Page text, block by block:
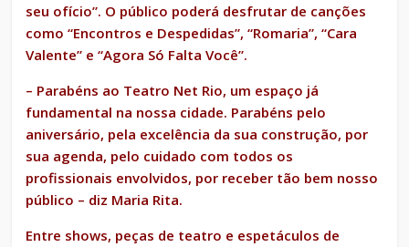
seu ofício”. O público poderá desfrutar de canções
como “Encontros e Despedidas”, “Romaria”, “Cara
Valente” e “Agora Só Falta Você”.
– Parabéns ao Teatro Net Rio, um espaço já
fundamental na nossa cidade. Parabéns pelo
aniversário, pela excelência da sua construção, por
sua agenda, pelo cuidado com todos os
profissionais envolvidos, por receber tão bem nosso
público – diz Maria Rita.
Entre shows, peças de teatro e espetáculos de